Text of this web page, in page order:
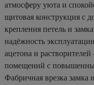
атмосферу уюта и
щитовая конструкция с
крепления петель и
надёжность
ацетона и
помещений с
Фабричная врезка замка